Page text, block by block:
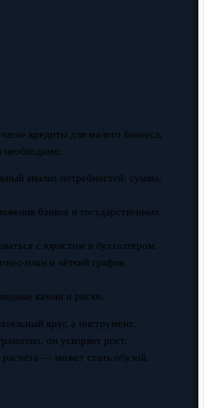
кредиты для малого бизнеса,
необходимо:
анализ потребностей: сумма,
банков и государственных
с юристом и бухгалтером.
план и чёткий график
камни и риски.
круг, а инструмент.
он ускоряет рост.
— может стать обузой.